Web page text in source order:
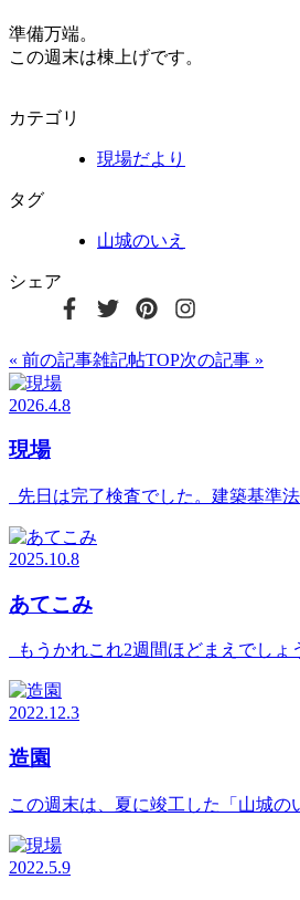
準備万端。
この週末は棟上げです。
カテゴリ
現場だより
タグ
山城のいえ
シェア
« 前の記事雑記帖TOP次の記事 »
2026.4.8
現場
先日は完了検査でした。建築基準
2025.10.8
あてこみ
もうかれこれ2週間ほどまえでし
2022.12.3
造園
この週末は、夏に竣工した「山城
2022.5.9